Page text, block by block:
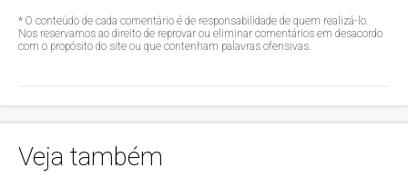
* O conteúdo de cada comentário é de responsabilidade de quem realizá-lo.
Nos reservamos ao direito de reprovar ou eliminar comentários em desacordo
com o propósito do site ou que contenham palavras ofensivas.
Veja também